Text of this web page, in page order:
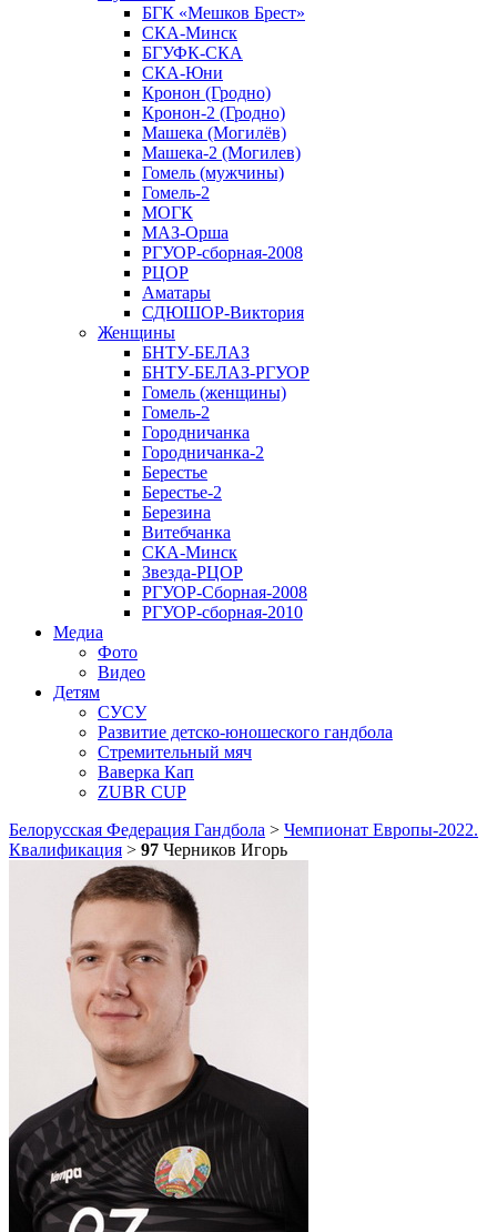
БГК «Мешков Брест»
СКА-Минск
БГУФК-СКА
СКА-Юни
Кронон (Гродно)
Кронон-2 (Гродно)
Машека (Могилёв)
Машека-2 (Могилев)
Гомель (мужчины)
Гомель-2
МОГК
МАЗ-Орша
РГУОР-сборная-2008
РЦОР
Аматары
СДЮШОР-Виктория
Женщины
БНТУ-БЕЛАЗ
БНТУ-БЕЛАЗ-РГУОР
Гомель (женщины)
Гомель-2
Городничанка
Городничанка-2
Берестье
Берестье-2
Березина
Витебчанка
СКА-Минск
Звезда-РЦОР
РГУОР-Сборная-2008
РГУОР-сборная-2010
Медиа
Фото
Видео
Детям
СУСУ
Развитие детско-юношеского гандбола
Стремительный мяч
Ваверка Кап
ZUBR CUP
Белорусская Федерация Гандбола > Чемпионат Европы-2022.
Квалификация > 97 Черников Игорь